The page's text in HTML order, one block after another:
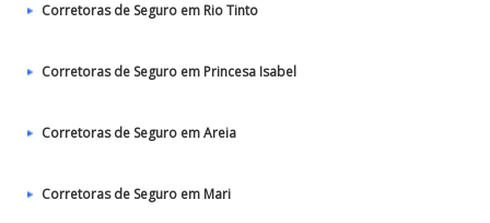
Corretoras de Seguro em Rio Tinto
Corretoras de Seguro em Princesa Isabel
Corretoras de Seguro em Areia
Corretoras de Seguro em Mari